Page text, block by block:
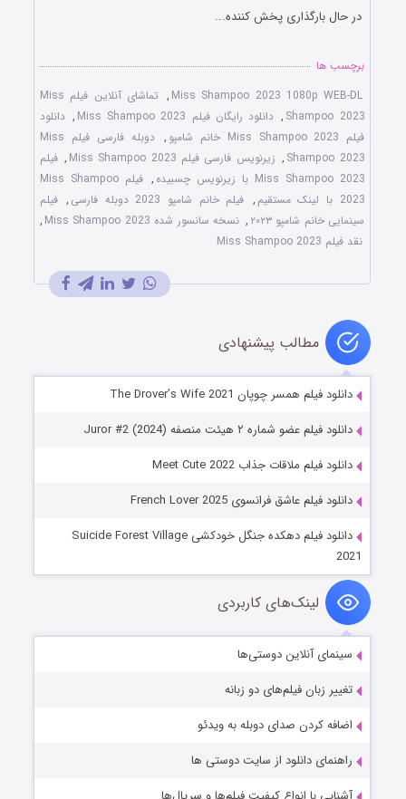
در حال بارگذاری پخش کننده...
برچسب ها
Miss Shampoo 2023 1080p WEB-DL
,
تماشای آنلاین فیلم Miss
Shampoo 2023
, دانلود رایگان فیلم Miss Shampoo 2023 , دانلود
فیلم Miss Shampoo 2023 خانم شامپو
,
دوبله فارسی فیلم Miss
Shampoo 2023
, زیرنویس فارسی فیلم Miss Shampoo 2023 , فیلم
Miss Shampoo 2023 با زیرنویس چسبیده
,
فیلم Miss Shampoo
2023 با لینک مستقیم
, فیلم خانم شامپو 2023 دوبله فارسی , فیلم
سینمایی خانم شامپو ۲۰۲۳
, نسخه سانسور شده Miss Shampoo 2023
,
نقد فیلم Miss Shampoo 2023
مطالب پیشنهادی
دانلود فیلم همسر چوپان The Drover’s Wife 2021
دانلود فیلم عضو شماره ۲ هیئت منصفه Juror #2 (2024)
دانلود فیلم ملاقات جذاب Meet Cute 2022
دانلود فیلم عاشق فرانسوی French Lover 2025
دانلود فیلم دهکده جنگل خودکشی Suicide Forest Village
2021
لینک‌های کاربردی
سینمای آنلاین دوستی‌ها
تغییر زبان فیلم‌های دو زبانه
اضافه کردن صدای دوبله به ویدئو
راهنمای دانلود از سایت دوستی ها